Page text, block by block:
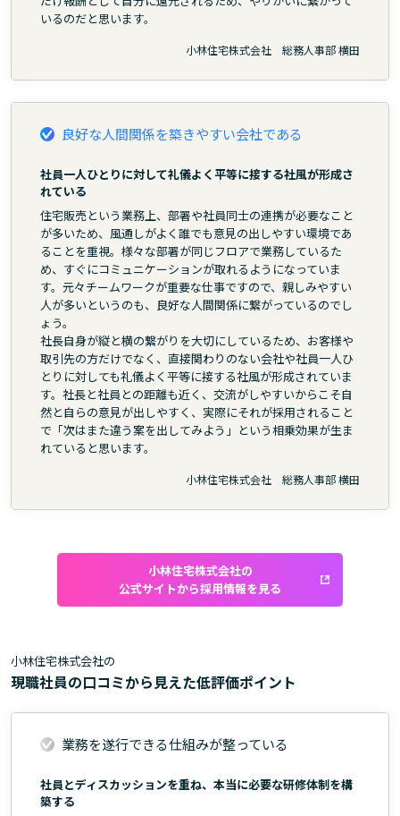
いるのだと思います。
小林住宅株式会社 総務人事部 横田
良好な人間関係を築きやすい会社である
社員一人ひとりに対して礼儀よく平等に接する社風が形成さ
れている
住宅販売という業務上、部署や社員同士の連携が必要なこと
が多いため、風通しがよく誰でも意見の出しやすい環境であ
ることを重視。様々な部署が同じフロアで業務しているた
め、すぐにコミュニケーションが取れるようになっていま
す。元々チームワークが重要な仕事ですので、親しみやすい
人が多いというのも、良好な人間関係に繋がっているのでし
ょう。
社長自身が縦と横の繋がりを大切にしているため、お客様や
取引先の方だけでなく、直接関わりのない会社や社員一人ひ
とりに対しても礼儀よく平等に接する社風が形成されていま
す。社長と社員との距離も近く、交流がしやすいからこそ自
然と自らの意見が出しやすく、実際にそれが採用されること
で「次はまた違う案を出してみよう」という相乗効果が生ま
れていると思います。
小林住宅株式会社 総務人事部 横田
小林住宅株式会社の
公式サイトから採用情報を見る
小林住宅株式会社の
現職社員の口コミから見えた低評価ポイント
業務を遂行できる仕組みが整っている
社員とディスカッションを重ね、本当に必要な研修体制を構
築する